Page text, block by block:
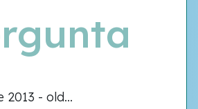
2013 - old...